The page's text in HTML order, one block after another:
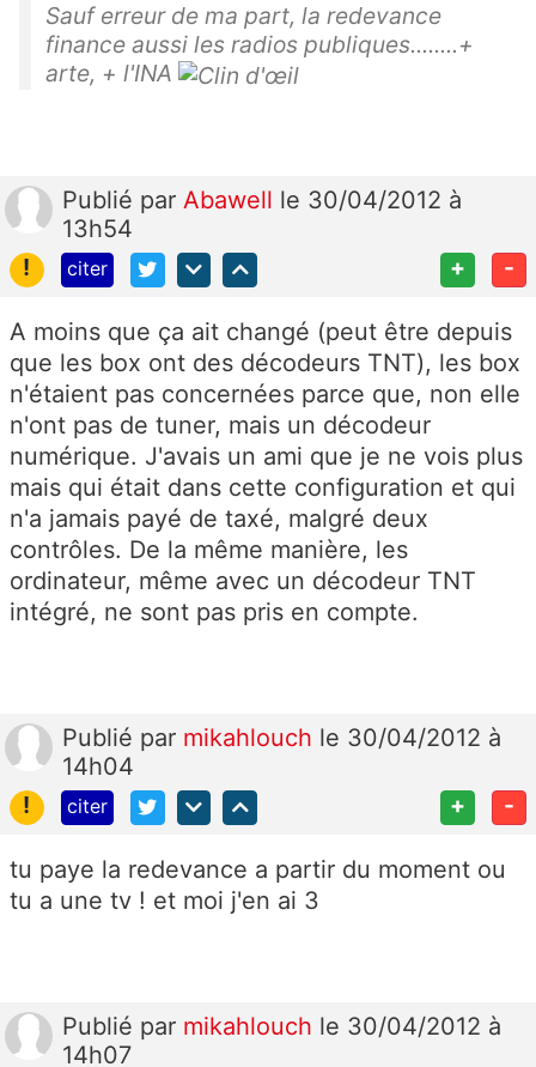
Sauf erreur de ma part, la redevance
finance aussi les radios publiques........+
arte, + l'INA
Publié par Abawell le 30/04/2012 à
13h54
!
citer + -
A moins que ça ait changé (peut être depuis
que les box ont des décodeurs TNT), les box
n'étaient pas concernées parce que, non elle
n'ont pas de tuner, mais un décodeur
numérique. J'avais un ami que je ne vois plus
mais qui était dans cette configuration et qui
n'a jamais payé de taxé, malgré deux
contrôles. De la même manière, les
ordinateur, même avec un décodeur TNT
intégré, ne sont pas pris en compte.
Publié par mikahlouch le 30/04/2012 à
14h04
!
citer + -
tu paye la redevance a partir du moment ou
tu a une tv ! et moi j'en ai 3
Publié par mikahlouch le 30/04/2012 à
14h07